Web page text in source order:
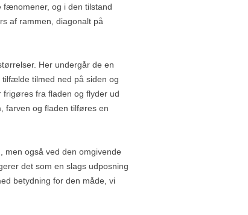
fænomener, og i den tilstand
af rammen, diagonalt på
Her undergår de en
tilmed ned på siden og
fra fladen og flyder ud
farven og fladen tilføres en
men også ved den omgivende
det som en slags udposning
betydning for den måde, vi